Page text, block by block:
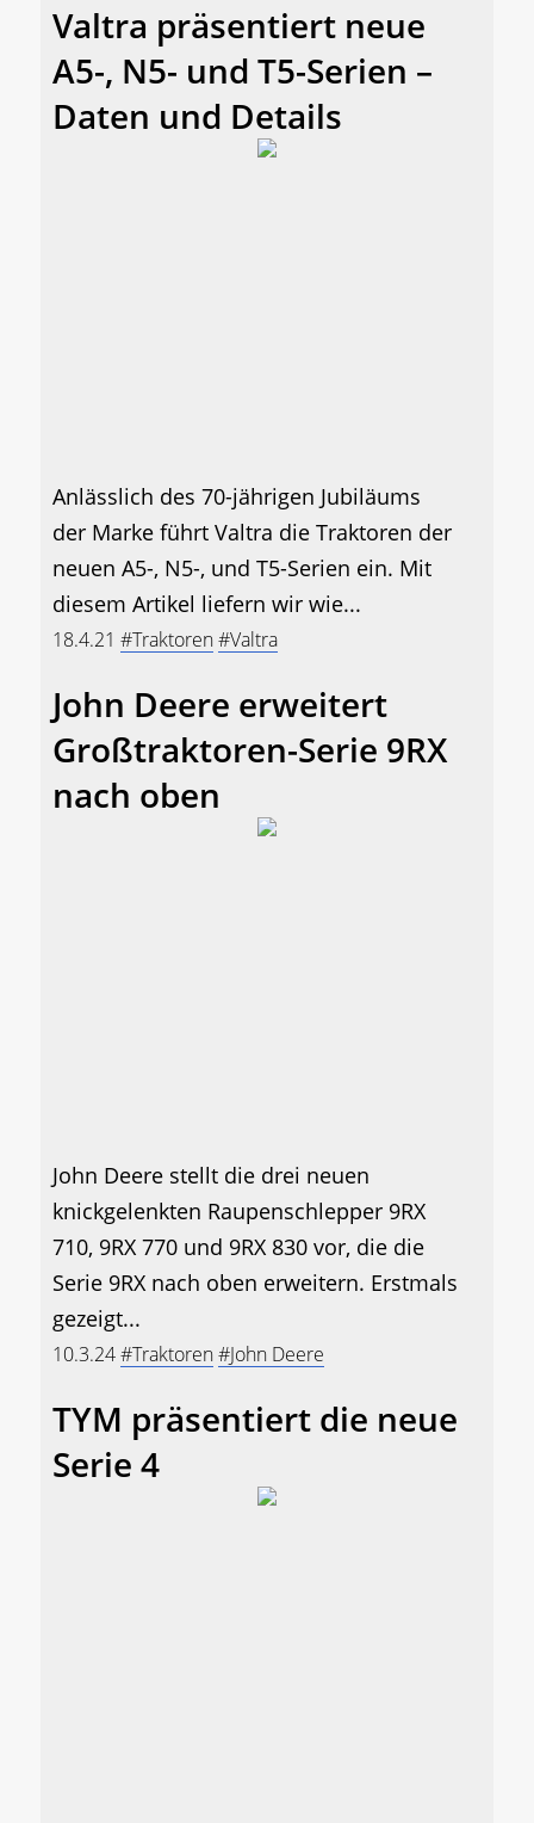
Valtra präsentiert neue
A5-, N5- und T5-Serien –
Daten und Details
Anlässlich des 70-jährigen Jubiläums
der Marke führt Valtra die Traktoren der
neuen A5-, N5-, und T5-Serien ein. Mit
diesem Artikel liefern wir wie...
18.4.21 #Traktoren#Valtra
John Deere erweitert
Großtraktoren-Serie 9RX
nach oben
John Deere stellt die drei neuen
knickgelenkten Raupenschlepper 9RX
710, 9RX 770 und 9RX 830 vor, die die
Serie 9RX nach oben erweitern. Erstmals
gezeigt...
10.3.24#Traktoren#John Deere
TYM präsentiert die neue
Serie 4